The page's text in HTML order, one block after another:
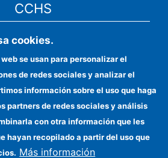
CCHS
electrónica CSIC
institucional
para proveedores
Ayudas FEDER
financiadores
cookies.
se usan para personalizar el
de redes sociales y analizar el
información sobre el uso que haga
partners de redes sociales y análisis
con otra información que les
hayan recopilado a partir del uso que
Más información